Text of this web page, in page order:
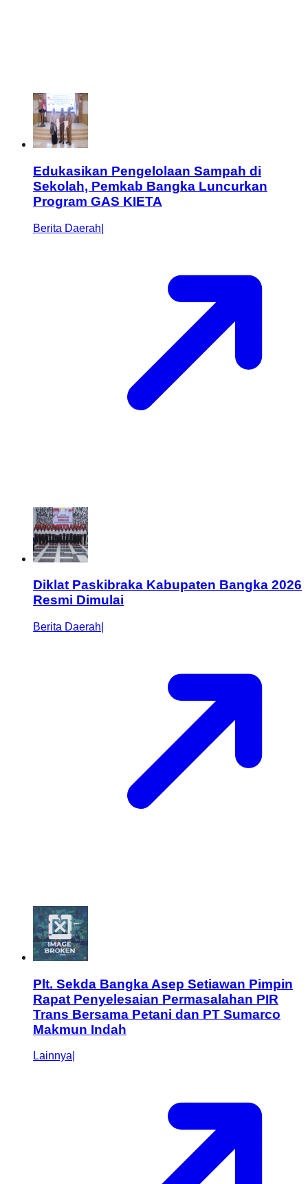
Edukasikan Pengelolaan Sampah di
Sekolah, Pemkab Bangka Luncurkan
Program GAS KIETA
Berita Daerah
Diklat Paskibraka Kabupaten Bangka 2026
Resmi Dimulai
Berita Daerah
Plt. Sekda Bangka Asep Setiawan Pimpin
Rapat Penyelesaian Permasalahan PIR
Trans Bersama Petani dan PT Sumarco
Makmun Indah
Lainnya